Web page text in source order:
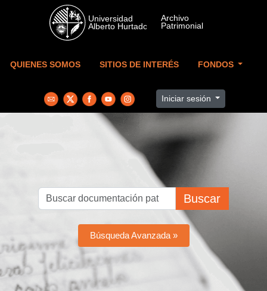
Skip to main content
QUIENES SOMOS SITIOS DE INTERÉS FONDOS
Iniciar sesión
Buscar
Búsqueda Avanzada »